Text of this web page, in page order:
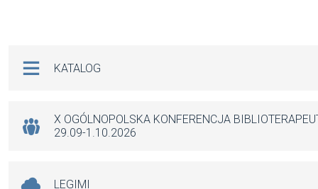
o
k
p
KATALOG
X OGÓLNOPOLSKA KONFERENCJA
29.09-1.10.2026
LEGIMI